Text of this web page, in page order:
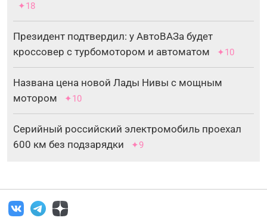
✦18
Президент подтвердил: у АвтоВАЗа будет
кроссовер с турбомотором и автоматом
✦10
Названа цена новой Лады Нивы с мощным
мотором
✦10
Серийный российский электромобиль проехал
600 км без подзарядки
✦9